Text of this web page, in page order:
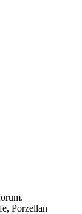
Porzellan